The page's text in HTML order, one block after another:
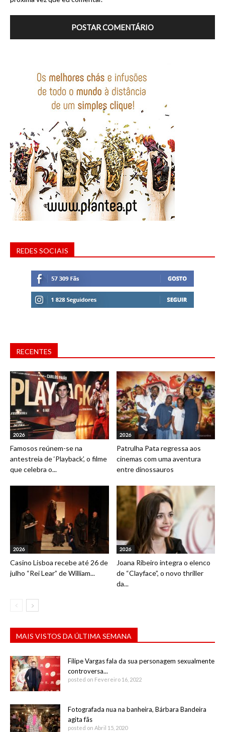
REDES SOCIAIS
RECENTES
2026
Famosos reúnem-se na
antestreia de ‘Playback’, o filme
que celebra o...
2026
Patrulha Pata regressa aos
cinemas com uma aventura
entre dinossauros
2026
Casino Lisboa recebe até 26 de
julho “Rei Lear” de William...
2026
Joana Ribeiro integra o elenco
de “Clayface”, o novo thriller
da...
MAIS VISTOS DA ÚLTIMA SEMANA
Filipe Vargas fala da sua personagem sexualmente
controversa...
posted on Fevereiro 16, 2022
Fotografada nua na banheira, Bárbara Bandeira
agita fãs
posted on Abril 15, 2020